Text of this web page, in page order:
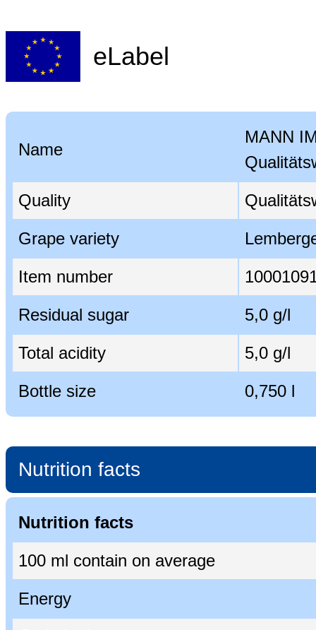
eLabel
Name
MANN
Quality
Grape variety
Item number
Residual sugar
5,0 g/l
Total acidity
5,0 g/l
Bottle size
0,750 l
Nutrition facts
Nutrition facts
100 ml contain on average
Energy